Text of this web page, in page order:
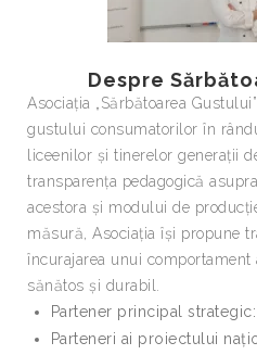
Despre
Asociația „Sărbătoarea
gustului consumatorilor în
liceenilor și tinerelor generații
transparența pedagogică
acestora și modului de
măsură, Asociația își propune
încurajarea unui comportament
sănătos și durabil.
Partener principal
Parteneri ai proiectului